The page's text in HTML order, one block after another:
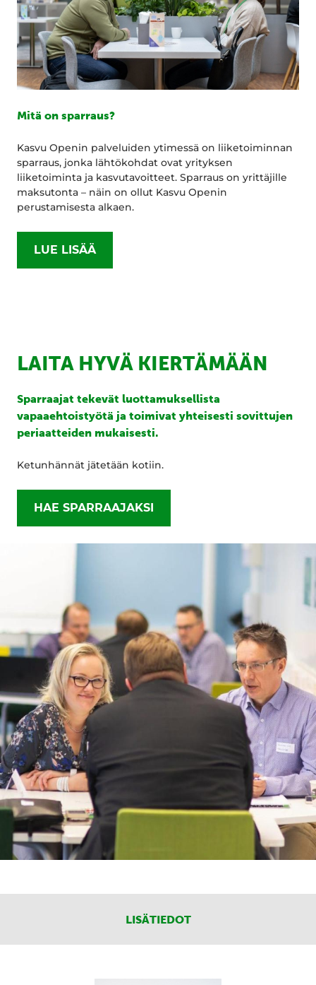
Mitä on sparraus?
Kasvu Openin palveluiden ytimessä on liiketoiminnan
sparraus, jonka lähtökohdat ovat yrityksen
liiketoiminta ja kasvutavoitteet. Sparraus on yrittäjille
maksutonta – näin on ollut Kasvu Openin
perustamisesta alkaen.
LUE LISÄÄ
LAITA HYVÄ KIERTÄMÄÄN
Sparraajat tekevät luottamuksellista
vapaaehtoistyötä ja toimivat yhteisesti sovittujen
periaatteiden mukaisesti.
Ketunhännät jätetään kotiin.
HAE SPARRAAJAKSI
LISÄTIEDOT